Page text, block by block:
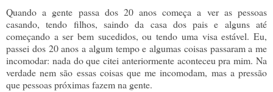
Quando a gente passa dos 20 anos começa a ver as pessoas
casando, tendo filhos, saindo da casa dos pais e alguns até
começando a ser bem sucedidos, ou tendo uma visa estável. Eu,
passei dos 20 anos a algum tempo e algumas coisas passaram a me
incomodar: nada do que citei anteriormente aconteceu pra mim. Na
verdade nem são essas coisas que me incomodam, mas a pressão
que pessoas próximas fazem na gente.